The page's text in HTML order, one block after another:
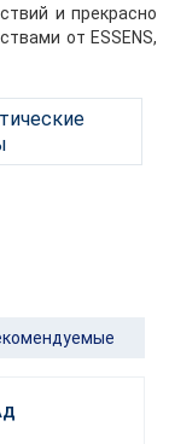
и прекрасно
от ESSENS,